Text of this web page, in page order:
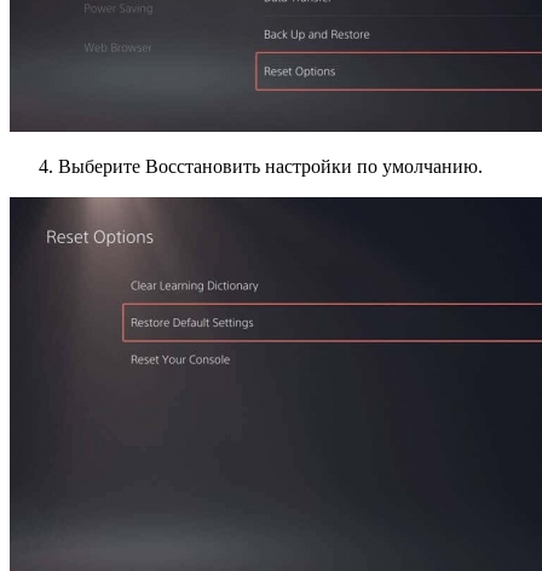
Выберите Восстановить настройки по умолчанию.